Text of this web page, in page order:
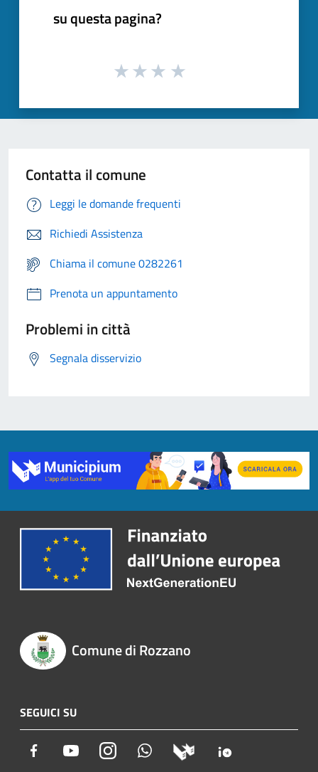
su questa pagina?
Contatta il comune
Leggi le domande frequenti
Richiedi Assistenza
Chiama il comune 0282261
Prenota un appuntamento
Problemi in città
Segnala disservizio
Comune di Rozzano
SEGUICI SU
Facebook YoutubeInstagram Whatsapp